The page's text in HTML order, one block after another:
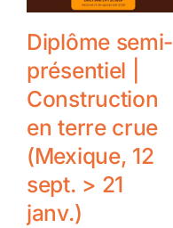
Diplôme semi-
présentiel |
Construction
en terre crue
(Mexique, 12
sept. > 21
janv.)